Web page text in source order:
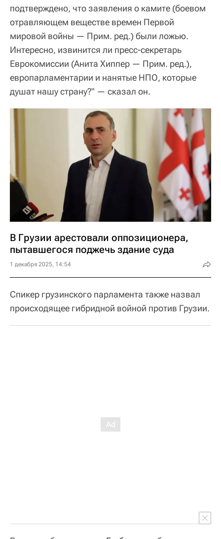
подтверждено, что заявления о камите (боевом
отравляющем веществе времен Первой
мировой войны — Прим. ред.) были ложью.
Интересно, извинится ли пресс-секретарь
Еврокомиссии (Анита Хиппер — Прим. ред.),
европарламентарии и нанятые НПО, которые
душат нашу страну?" — сказал он.
В Грузии арестовали оппозиционера,
пытавшегося поджечь здание суда
1 декабря 2025, 14:54
Спикер грузинского парламента также назвал
происходящее гибридной войной против Грузии.